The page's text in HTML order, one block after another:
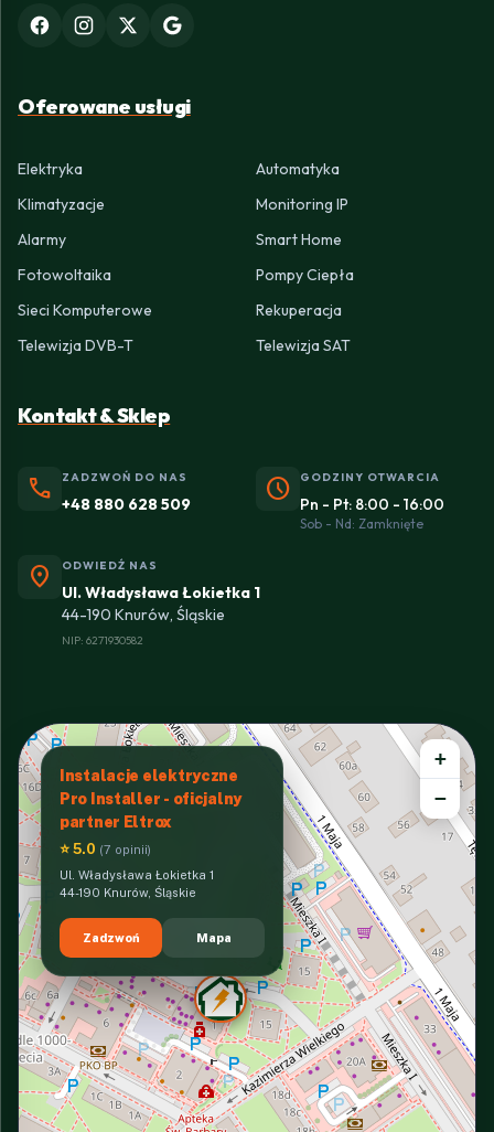
Oferowane usługi
Elektryka
Automatyka
Klimatyzacje
Monitoring IP
Alarmy
Smart Home
Fotowoltaika
Pompy Ciepła
Sieci Komputerowe
Rekuperacja
Telewizja DVB-T
Telewizja SAT
Kontakt & Sklep
phone ZADZWOŃ DO NAS
+48 880 628 509 schedule GODZINY OTWARCIA
Pn - Pt: 8:00 - 16:00
Sob - Nd: Zamknięte
location_on ODWIEDŹ NAS
Ul. Władysława Łokietka 1
44-190 Knurów, Śląskie
NIP: 6271930582
Instalacje elektryczne
Pro Installer - oficjalny
partner Eltrox
⭐ 5.0 (7 opinii)
Ul. Władysława Łokietka 1
44-190 Knurów, Śląskie
Zadzwoń Mapa
+
−